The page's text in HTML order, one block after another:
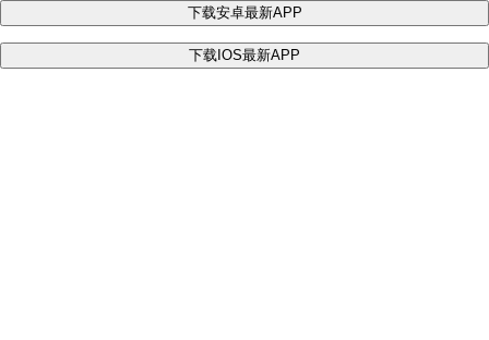
下载安卓最新APP
下载IOS最新APP